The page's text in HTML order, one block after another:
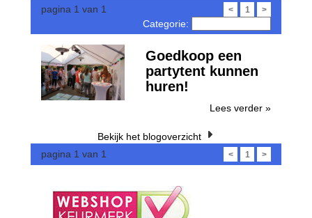
pagina 1 van 1 < 1 >
Categorie:
Goedkoop een
partytent kunnen
huren!
Lees verder »
Bekijk het blogoverzicht
pagina 1 van 1
< 1 >